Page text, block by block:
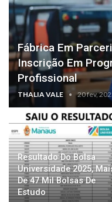
Fábrica Em
Inscrição Em
Profissional
THALIA VALE 20 fev,
Resultado Do Bolsa
Universidade 2025,
De 47 Mil Bolsas De
Estudo